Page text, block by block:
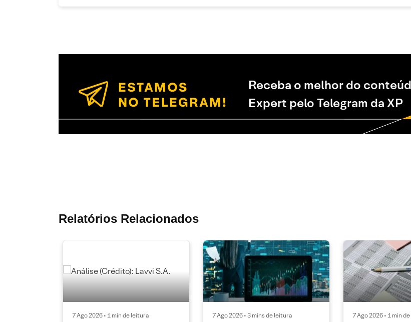
Receba o melhor do
Expert pelo Telegram da XP
Relatórios Relacionados
7 Ago 2026 • 1 min de leitura 7 Ago 2026 • 3 mins de leitura 7 Ago 2026 • 1 min